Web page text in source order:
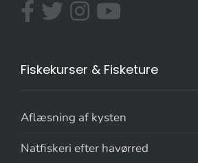
Fiskekurser & Fisketure
Aflæsning af kysten
Natfiskeri efter havørred